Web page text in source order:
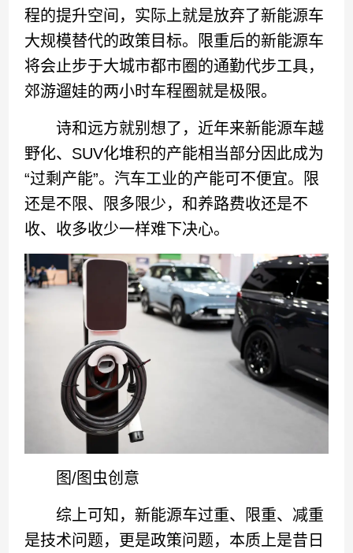
程的提升空间，实际上就是放弃了新能源车
大规模替代的政策目标。限重后的新能源车
将会止步于大城市都市圈的通勤代步工具，
郊游遛娃的两小时车程圈就是极限。
诗和远方就别想了，近年来新能源车越
野化、SUV化堆积的产能相当部分因此成为
“过剩产能”。汽车工业的产能可不便宜。限
还是不限、限多限少，和养路费收还是不
收、收多收少一样难下决心。
图/图虫创意
综上可知，新能源车过重、限重、减重
是技术问题，更是政策问题，本质上是昔日